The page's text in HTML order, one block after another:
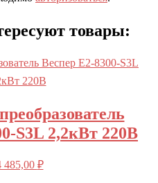
товары:
S3L 2,2кВт 220В
485,00 ₽